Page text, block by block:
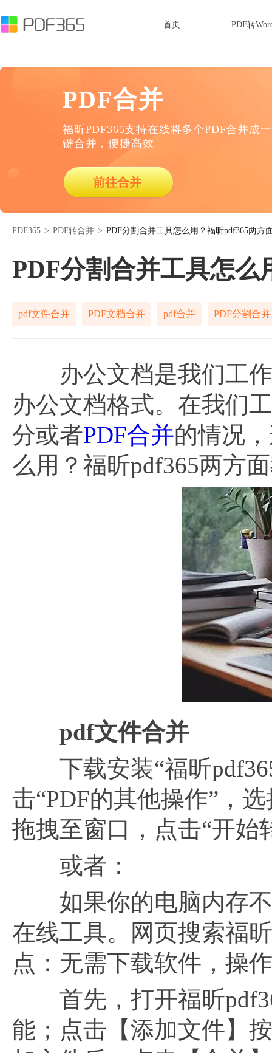
首页 PDF转
PDF合并
福昕PDF365支持在线将多个PDF合并成
键合并，便捷高效。
前往合并
PDF365 > PDF转合并 > PDF分割合并工具怎么用？福昕pdf365两方
PDF分割合并工具怎么
pdf文件合并 PDF文档合并 pdf合并 PDF分割合
办公文档是我们工作
办公文档格式。在我们
分或者PDF合并的情况
么用？福昕pdf365两方
pdf文件合并
下载安装“福昕
击“PDF的其他操作”，选
拖拽至窗口，点击“开始
或者：
如果你的电脑内存不
在线工具。网页搜索福
点：无需下载软件，操
首先，打开福昕
能；点击【添加文件】